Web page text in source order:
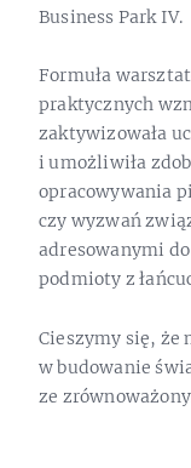
Business Park IV.
Formuła
praktycznych
zaktywizowała
i umożliwiła
opracowywania
czy wyzwań
adresowanymi
podmioty z
Cieszymy się, że
w budowanie
ze